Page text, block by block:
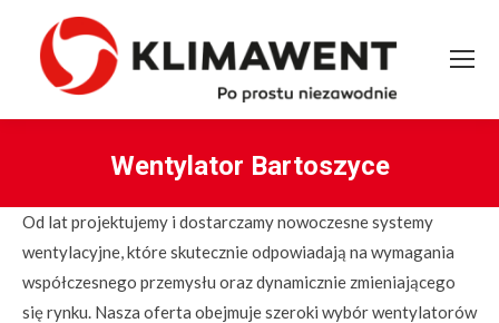
Wentylator Bartoszyce
Od lat projektujemy i dostarczamy nowoczesne systemy
wentylacyjne, które skutecznie odpowiadają na wymagania
współczesnego przemysłu oraz dynamicznie zmieniającego
się rynku. Nasza oferta obejmuje szeroki wybór wentylatorów